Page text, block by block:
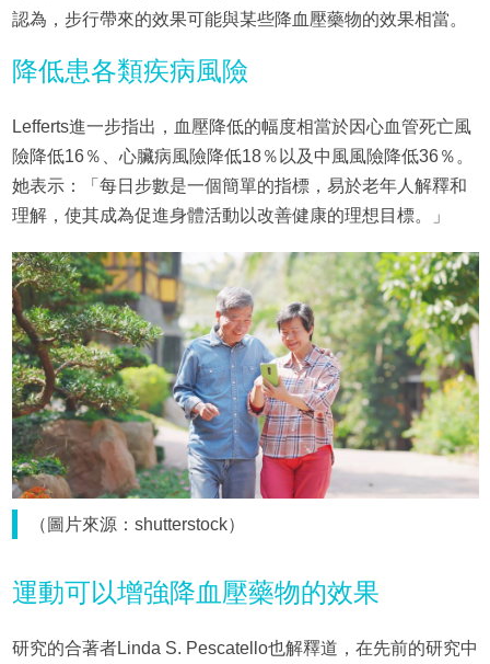
認為，步行帶來的效果可能與某些降血壓藥物的效果相當。
降低患各類疾病風險
Lefferts進一步指出，血壓降低的幅度相當於因心血管死亡風
險降低16％、心臟病風險降低18％以及中風風險降低36％。
她表示：「每日步數是一個簡單的指標，易於老年人解釋和
理解，使其成為促進身體活動以改善健康的理想目標。」
（圖片來源：shutterstock）
運動可以增強降血壓藥物的效果
研究的合著者Linda S. Pescatello也解釋道，在先前的研究中